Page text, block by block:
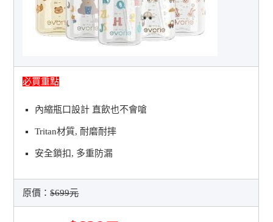
必買重點
內縮瓶口設計 直飲也不會嗆
Tritan材質, 耐磨耐摔
安全鎖扣, 多重防漏
原價：$699元